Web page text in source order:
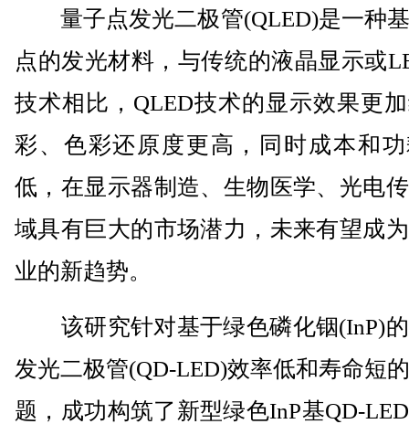
量子点发光二极管(QLED)是一种
点的发光材料，与传统的液晶显示或
技术相比，QLED技术的显示效果更
彩、色彩还原度更高，同时成本和
低，在显示器制造、生物医学、光电
域具有巨大的市场潜力，未来有望成
业的新趋势。
该研究针对基于绿色磷化铟(InP)
发光二极管(QD-LED)效率低和寿命短
题，成功构筑了新型绿色InP基QD-